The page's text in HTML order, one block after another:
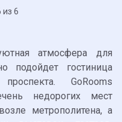
из 6
атмосфера для
подойдет гостиница
GoRooms
недорогих мест
метрополитена, а